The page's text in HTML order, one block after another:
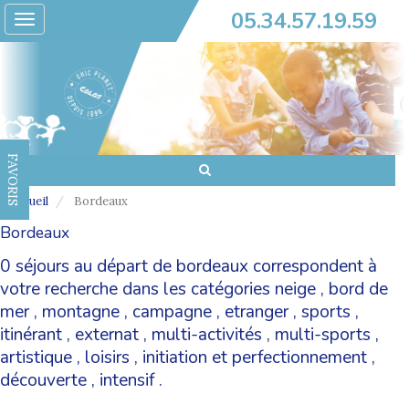
Toggle
navigation
05.34.57.19.59
FAVORIS
Accueil Bordeaux
Bordeaux
0 séjours au départ de bordeaux correspondent à
votre recherche dans les catégories neige , bord de
mer, montagne , campagne , etranger, sports ,
itinérant , externat , multi-activités , multi-sports ,
artistique , loisirs , initiation et perfectionnement ,
découverte , intensif.